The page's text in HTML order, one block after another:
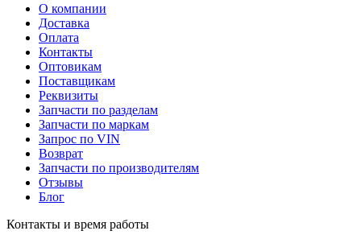
О компании
Доставка
Оплата
Контакты
Оптовикам
Поставщикам
Реквизиты
Запчасти по разделам
Запчасти по маркам
Запрос по VIN
Возврат
Запчасти по производителям
Отзывы
Блог
Контакты и время работы